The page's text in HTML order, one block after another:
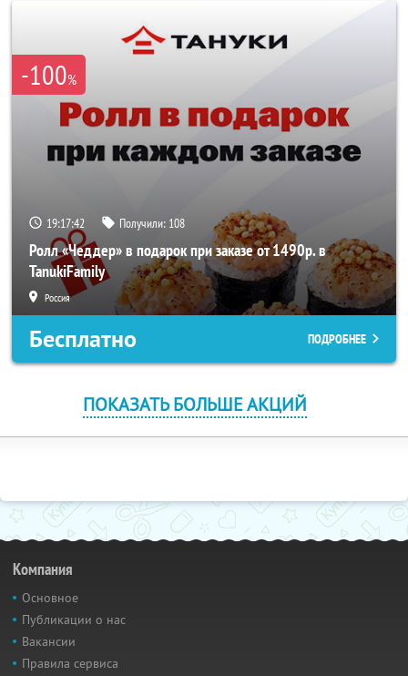
-100%
19:17:42 Получили: 108
Ролл «Чеддер» в подарок при заказе от 1490р. в
TanukiFamily
Россия
Бесплатно ПОДРОБНЕЕ
ПОКАЗАТЬ БОЛЬШЕ АКЦИЙ
Компания
Основное
Публикации о нас
Вакансии
Правила сервиса